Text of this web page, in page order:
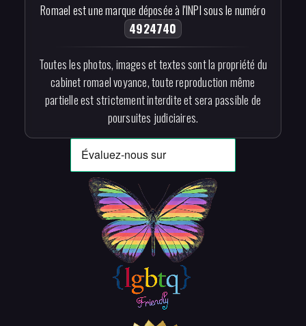
Romael est une marque déposée à l'INPI sous le numéro
4924740
Toutes les photos, images et textes sont la propriété du
cabinet romael voyance, toute reproduction même
partielle est strictement interdite et sera passible de
poursuites judiciaires.